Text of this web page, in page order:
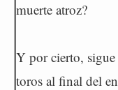
muerte atroz?
Y por cierto,
toros al final del